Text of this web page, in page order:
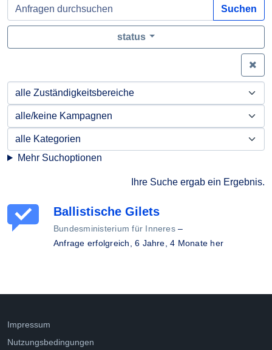
Suchen
status
Mehr Suchoptionen
Ihre Suche ergab ein Ergebnis.
Ballistische Gilets
Bundesministerium für Inneres–
Anfrage erfolgreich,6 Jahre, 4 Monate her
Impressum
Nutzungsbedingungen